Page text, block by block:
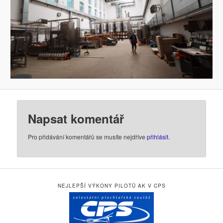
Napsat komentář
Pro přidávání komentářů se musíte nejdřívepřihlásit.
NEJLEPŠÍ VÝKONY PILOTŮ AK V CPS